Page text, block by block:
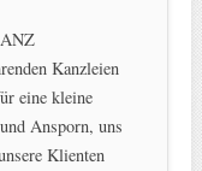
Kanzleien
eine kleine
Ansporn, uns
Klienten